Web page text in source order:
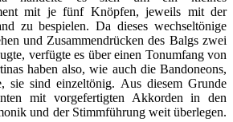
mit je fünf Knöpfen, jeweils mit der
zu bespielen. Da dieses wechseltönige
und Zusammendrücken des Balgs zwei
verfügte es über einen Tonumfang von
haben also, wie auch die Bandoneons,
sie sind einzeltönig. Aus diesem Grunde
mit vorgefertigten Akkorden in den
und der Stimmführung weit überlegen.